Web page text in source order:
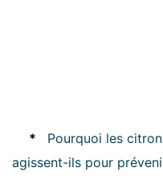
*
Pourquoi les
agissent-ils pour